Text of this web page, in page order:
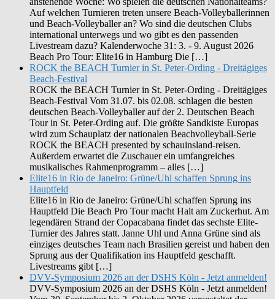
Auf welchen Turnieren treten unsere Beach-Volleyballerinnen
und Beach-Volleyballer an? Wo sind die deutschen Clubs
international unterwegs und wo gibt es den passenden
Livestream dazu? Kalenderwoche 31: 3. - 9. August 2026
Beach Pro Tour: Elite16 in Hamburg Die […]
ROCK the BEACH Turnier in St. Peter-Ording - Dreitägiges
Beach-Festival
ROCK the BEACH Turnier in St. Peter-Ording - Dreitägiges
Beach-Festival Vom 31.07. bis 02.08. schlagen die besten
deutschen Beach-Volleyballer auf der 2. Deutschen Beach
Tour in St. Peter-Ording auf. Die größte Sandkiste Europas
wird zum Schauplatz der nationalen Beachvolleyball-Serie
ROCK the BEACH presented by schauinsland-reisen.
Außerdem erwartet die Zuschauer ein umfangreiches
musikalisches Rahmenprogramm – alles […]
Elite16 in Rio de Janeiro: Grüne/Uhl schaffen Sprung ins
Hauptfeld
Elite16 in Rio de Janeiro: Grüne/Uhl schaffen Sprung ins
Hauptfeld Die Beach Pro Tour macht Halt am Zuckerhut. Am
legendären Strand der Copacabana findet das sechste Elite-
Turnier des Jahres statt. Janne Uhl und Anna Grüne sind als
einziges deutsches Team nach Brasilien gereist und haben den
Sprung aus der Qualifikation ins Hauptfeld geschafft.
Livestreams gibt […]
DVV-Symposium 2026 an der DSHS Köln - Jetzt anmelden!
DVV-Symposium 2026 an der DSHS Köln - Jetzt anmelden!